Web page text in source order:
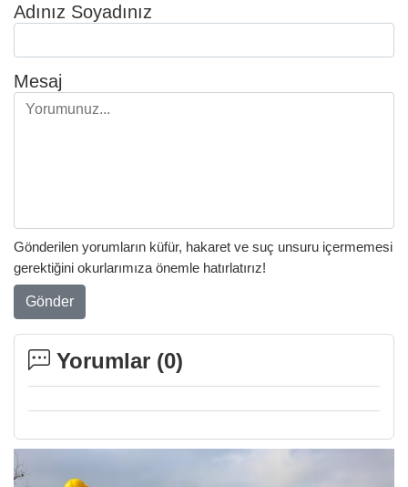
Adınız Soyadınız
Mesaj
Gönderilen yorumların küfür, hakaret ve suç unsuru içermemesi
gerektiğini okurlarımıza önemle hatırlatırız!
Gönder
Yorumlar (0)